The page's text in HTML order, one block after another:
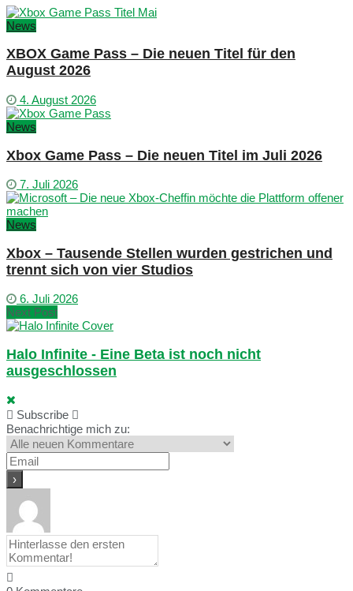
News
XBOX Game Pass – Die neuen Titel für den
August 2026
4. August 2026
News
Xbox Game Pass – Die neuen Titel im Juli 2026
7. Juli 2026
News
Xbox – Tausende Stellen wurden gestrichen und
trennt sich von vier Studios
6. Juli 2026
Next Post
Halo Infinite - Eine Beta ist noch nicht
ausgeschlossen
Subscribe
Benachrichtige mich zu: